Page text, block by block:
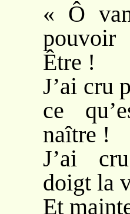
« Ô
Être !
J’ai cru
ce
naître !
J’ai
doigt la
Et